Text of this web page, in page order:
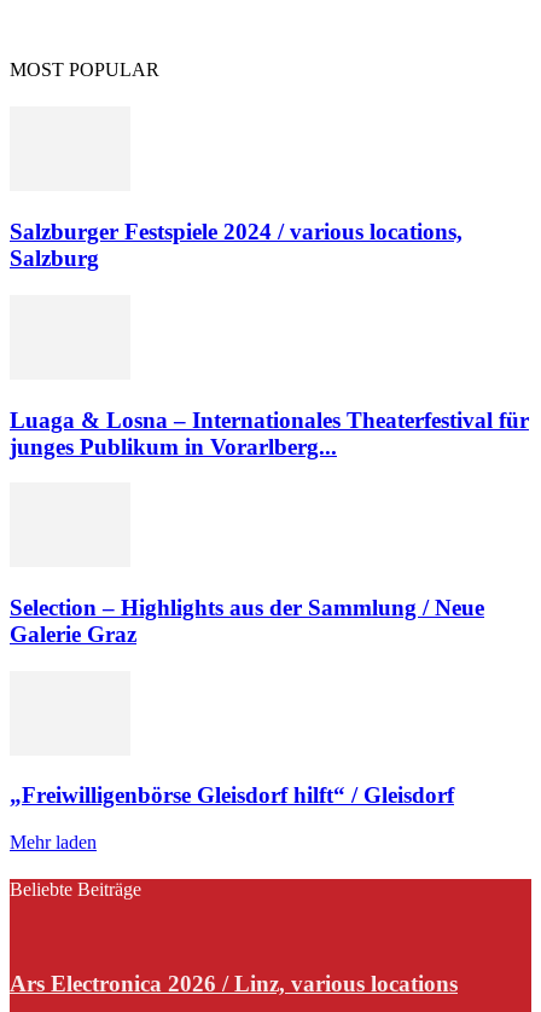
MOST POPULAR
Salzburger Festspiele 2024 / various locations,
Salzburg
Luaga & Losna – Internationales Theaterfestival für
junges Publikum in Vorarlberg...
Selection – Highlights aus der Sammlung / Neue
Galerie Graz
„Freiwilligenbörse Gleisdorf hilft“ / Gleisdorf
Mehr laden
Beliebte Beiträge
Ars Electronica 2026 / Linz, various locations